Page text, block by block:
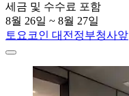
세금 및 수수료 포함
8월 26일 ~ 8월 27일
토요코인 대전정부청사앞